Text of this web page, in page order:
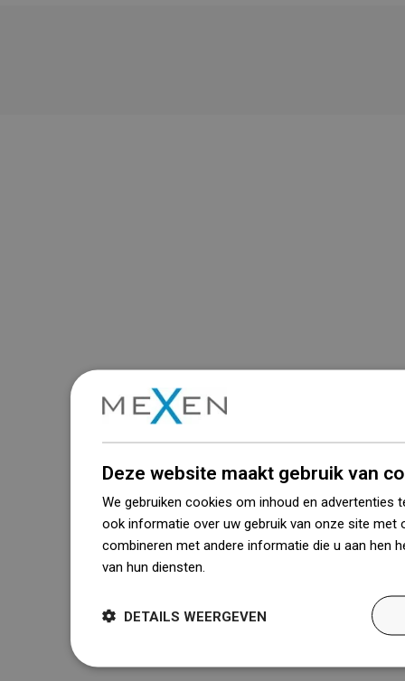
Deze website maakt gebruik van
We gebruiken cookies om inhoud en advertenties
ook informatie over uw gebruik van onze site met
combineren met andere informatie die u aan hen
van hun diensten.
DETAILS WEERGEVEN